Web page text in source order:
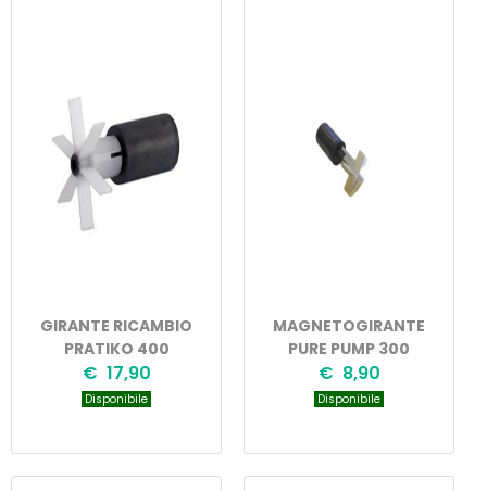
GIRANTE RICAMBIO
PRATIKO 400
€ 17,90
Disponibile
MAGNETOGIRANTE
PURE PUMP 300
€ 8,90
Disponibile